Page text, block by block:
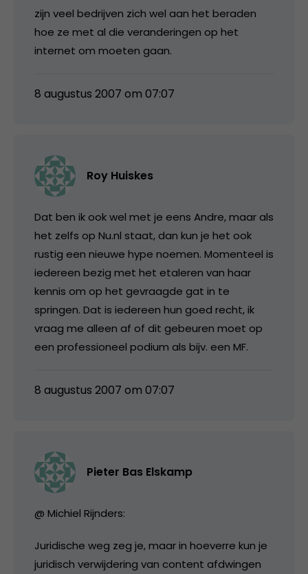
zijn veel bedrijven zich wel aan het beraden
hoe ze met al die veranderingen op het
internet om moeten gaan.
8 augustus 2007 om 07:07
Roy Huiskes
Dat ben ik ook wel met je eens Andre, maar als
het zelfs op Nu.nl staat, dan kun je het ook
rustig een nieuwe hype noemen. Momenteel is
iedereen bezig met het etaleren van haar
kennis om op het gevraagde gat in te
springen. Dat is iedereen hun goed recht, ik
vraag me alleen af of dit gebeuren moet op
een professioneel podium als bijv. een MF.
8 augustus 2007 om 07:07
Pieter Bas Elskamp
@ Michiel Rijnders:
Juridische weg zeg je, maar in hoeverre kun je
juridisch verwijdering van content afdwingen